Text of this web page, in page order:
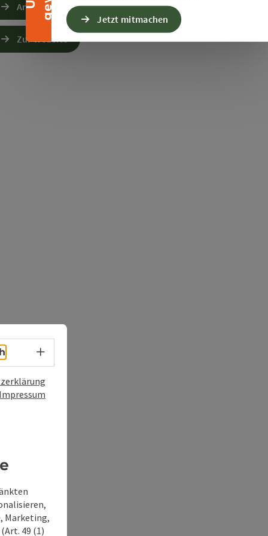
Jetzt mitmachen
Anfrage senden
Zur Website
Sprachwahl - Menü öffnen
Impressum
Marketing,
49 (1)